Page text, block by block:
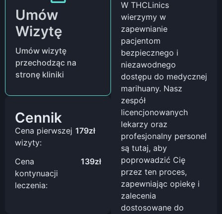
W THCLinics
wierzymy w
zapewnianie
pacjentom
bezpiecznego i
niezawodnego
dostępu do medycznej
marihuany. Nasz
zespół
licencjonowanych
lekarzy oraz
profesjonalny personel
są tutaj, aby
poprowadzić Cię
przez ten proces,
zapewniając opiekę i
zalecenia
dostosowane do
Umów
Wizytę
Umów wizytę
przechodząc na
stronę kliniki
Cennik
Cena pierwszej
wizyty:
179zł
Cena
kontynuacji
leczenia:
139zł